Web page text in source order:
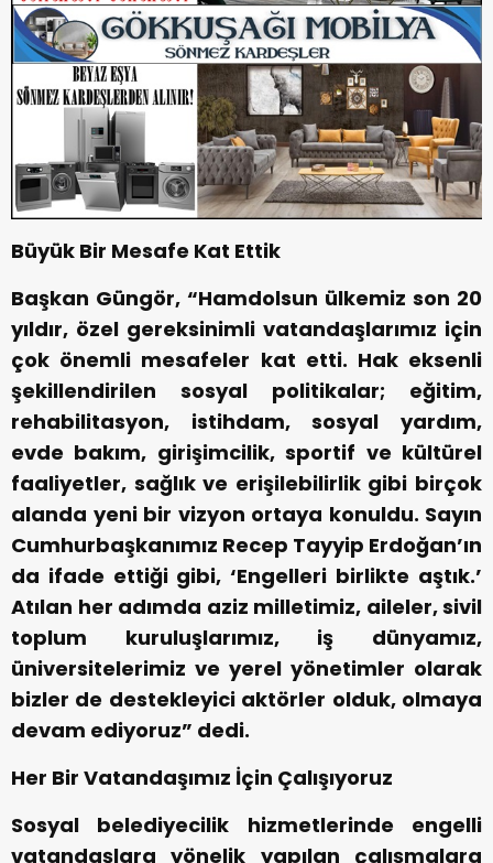
Büyük Bir Mesafe Kat Ettik
Başkan Güngör, “Hamdolsun ülkemiz son 20
yıldır, özel gereksinimli vatandaşlarımız için
çok önemli mesafeler kat etti. Hak eksenli
şekillendirilen sosyal politikalar; eğitim,
rehabilitasyon, istihdam, sosyal yardım,
evde bakım, girişimcilik, sportif ve kültürel
faaliyetler, sağlık ve erişilebilirlik gibi birçok
alanda yeni bir vizyon ortaya konuldu. Sayın
Cumhurbaşkanımız Recep Tayyip Erdoğan’ın
da ifade ettiği gibi, ‘Engelleri birlikte aştık.’
Atılan her adımda aziz milletimiz, aileler, sivil
toplum kuruluşlarımız, iş dünyamız,
üniversitelerimiz ve yerel yönetimler olarak
bizler de destekleyici aktörler olduk, olmaya
devam ediyoruz” dedi.
Her Bir Vatandaşımız İçin Çalışıyoruz
Sosyal belediyecilik hizmetlerinde engelli
vatandaşlara yönelik yapılan çalışmalara